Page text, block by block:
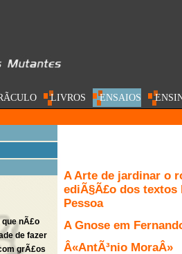
LIVROS ENSAIOS
nÃ£o
de fazer
grÃ£os
A Arte de jardinar o
ediÃ§Ã£o dos
Pessoa
A Gnose em
Â«AntÃ³nio MoraÂ»